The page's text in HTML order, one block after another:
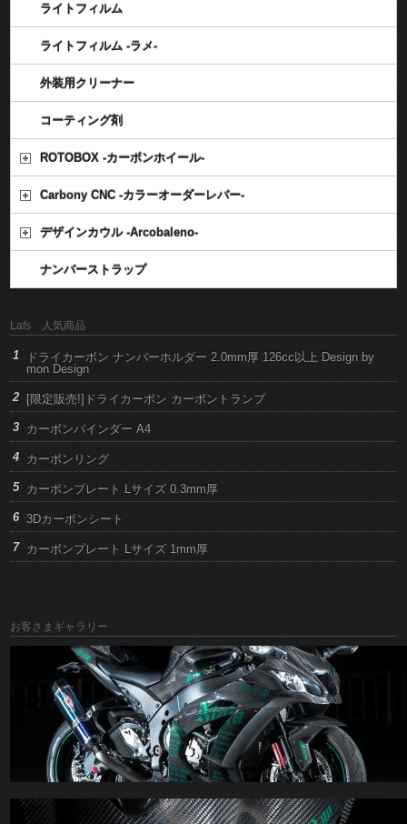
ライトフィルム
ライトフィルム -ラメ-
外装用クリーナー
コーティング剤
ROTOBOX -カーボンホイール-
Carbony CNC -カラーオーダーレバー-
デザインカウル -Arcobaleno-
ナンバーストラップ
Lafs 人気商品
ドライカーボン ナンバーホルダー 2.0mm厚 126cc以上 Design by
mon Design
[限定販売!]ドライカーボン カーボントランプ
カーボンバインダー A4
カーボンリング
カーボンプレート Lサイズ 0.3mm厚
3Dカーボンシート
カーボンプレート Lサイズ 1mm厚
お客さまギャラリー